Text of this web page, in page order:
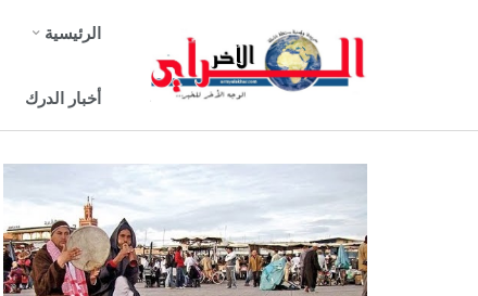
الرئيسية
أخبار الدرك